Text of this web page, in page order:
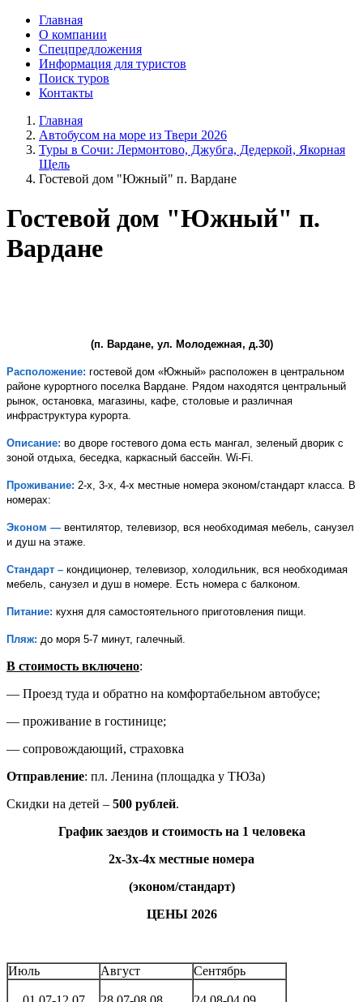
Главная
О компании
Спецпредложения
Информация для туристов
Поиск туров
Контакты
Главная
Автобусом на море из Твери 2026
Туры в Сочи: Лермонтово, Джубга, Дедеркой, Якорная
Щель
Гостевой дом "Южный" п. Вардане
Гостевой дом "Южный" п.
Вардане
(п. Вардане, ул. Молодежная, д.30)
Расположение: гостевой дом «Южный» расположен в центральном
районе курортного поселка Вардане. Рядом находятся центральный
рынок, остановка, магазины, кафе, столовые и различная
инфраструктура курорта.
Описание: во дворе гостевого дома есть мангал, зеленый дворик с
зоной отдыха, беседка, каркасный бассейн. Wi-Fi.
Проживание: 2-х, 3-х, 4-х местные номера эконом/стандарт класса. В
номерах:
Эконом — вентилятор, телевизор, вся необходимая мебель, санузел
и душ на этаже.
Стандарт – кондиционер, телевизор, холодильник, вся необходимая
мебель, санузел и душ в номере. Есть номера с балконом.
Питание: кухня для самостоятельного приготовления пищи.
Пляж: до моря 5-7 минут, галечный.
В стоимость включено:
— Проезд туда и обратно на комфортабельном автобусе;
— проживание в гостинице;
— сопровождающий, страховка
Отправление: пл. Ленина (площадка у ТЮЗа)
Скидки на детей – 500 рублей.
График заездов и стоимость на 1 человека
2х-3х-4х местные номера
(эконом/стандарт)
ЦЕНЫ 2026
Июль Август Сентябрь